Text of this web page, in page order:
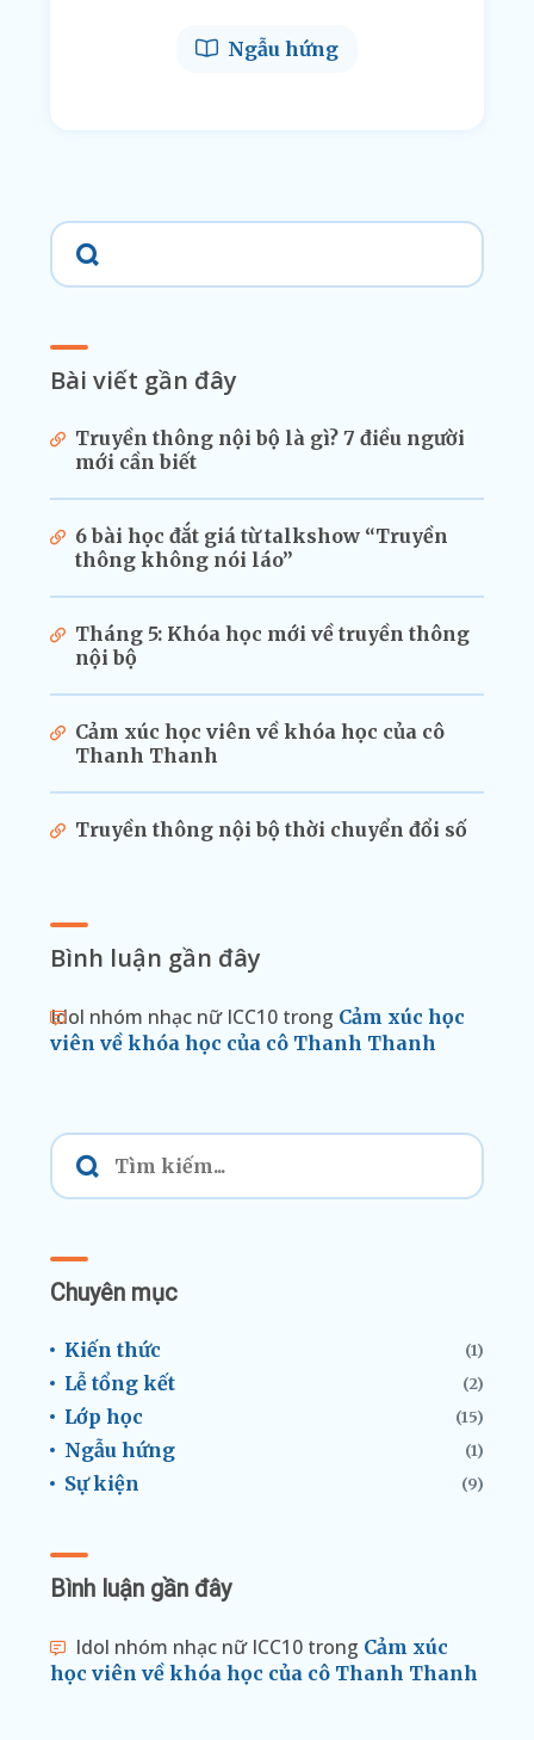
Ngẫu hứng
Bài viết gần đây
Truyền thông nội bộ là gì? 7 điều người
mới cần biết
6 bài học đắt giá từ talkshow “Truyền
thông không nói láo”
Tháng 5: Khóa học mới về truyền thông
nội bộ
Cảm xúc học viên về khóa học của cô
Thanh Thanh
Truyền thông nội bộ thời chuyển đổi số
Bình luận gần đây
Idol nhóm nhạc nữ ICC10 trong Cảm xúc học
viên về khóa học của cô Thanh Thanh
Chuyên mục
Kiến thức (1)
Lễ tổng kết (2)
Lớp học (15)
Ngẫu hứng (1)
Sự kiện (9)
Bình luận gần đây
Idol nhóm nhạc nữ ICC10 trong Cảm xúc
học viên về khóa học của cô Thanh Thanh